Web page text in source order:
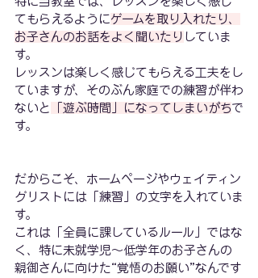
てもらえるようにゲームを取り入れたり、
お子さんのお話をよく聞いたり していま
す。
レッスンは楽しく感じてもらえる工夫をし
ていますが、そのぶん家庭での練習が伴わ
ないと
「遊ぶ時間」になってしまいがちで
す。
だからこそ、ホームページやウェイティン
グリストには「練習」の文字を入れていま
す。
これは「全員に課しているルール」ではな
く、特に未就学児〜低学年のお子さんの
親御さんに向けた“覚悟のお願い”なんです